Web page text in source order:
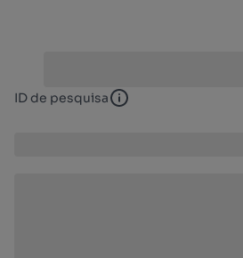
ID de pesquisa ID de pesquisa